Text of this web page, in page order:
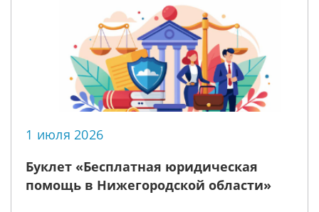
1 июля 2026
Буклет «Бесплатная юридическая
помощь в Нижегородской области»